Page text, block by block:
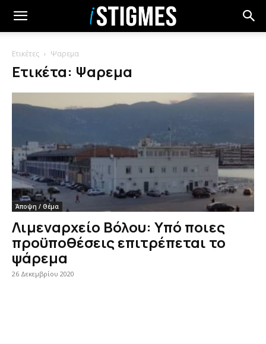
Ετικέτες Ψαρεμα
Ετικέτα: Ψαρεμα
Άποψη / Θέμα
Λιμεναρχείο Βόλου: Υπό ποιες
προϋποθέσεις επιτρέπεται το
ψάρεμα
26 Δεκεμβρίου 2020